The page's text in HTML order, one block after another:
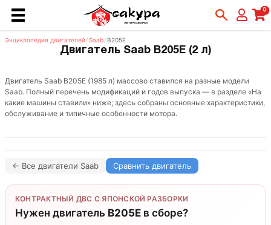
0
Энциклопедия двигателей/Saab/ B205E
Двигатель Saab B205E (2 л)
Двигатель Saab B205E (1985 л) массово ставился на разные модели
Saab. Полный перечень модификаций и годов выпуска — в разделе «На
какие машины ставили» ниже; здесь собраны основные характеристики,
обслуживание и типичные особенности мотора.
← Все двигатели Saab Сравнить двигатель
КОНТРАКТНЫЙ ДВС С ЯПОНСКОЙ РАЗБОРКИ
Нужен двигатель B205E в сборе?